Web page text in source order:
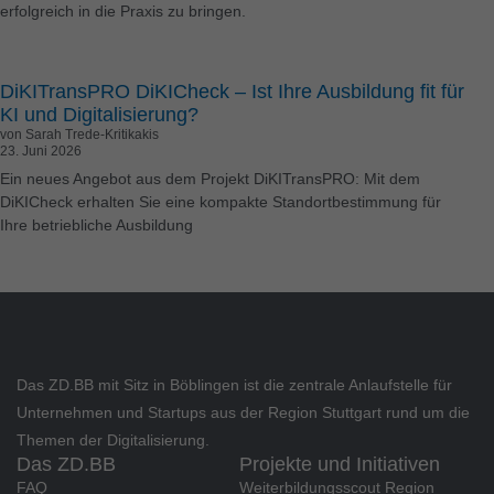
erfolgreich in die Praxis zu bringen.
DiKITransPRO DiKICheck – Ist Ihre Ausbildung fit für
KI und Digitalisierung?
von Sarah Trede-Kritikakis
23. Juni 2026
Ein neues Angebot aus dem Projekt DiKITransPRO: Mit dem
DiKICheck erhalten Sie eine kompakte Standortbestimmung für
Ihre betriebliche Ausbildung
Das ZD.BB mit Sitz in Böblingen ist die zentrale Anlaufstelle für
Unternehmen und Startups aus der Region Stuttgart rund um die
Themen der Digitalisierung.
Das ZD.BB
FAQ
Projekte und Initiativen
Weiterbildungsscout Region
Externe Medien (6)
Inhalte von Videoplattformen und Social-Media-Plattformen
werden standardmäßig blockiert. Wenn Cookies von externen
keiner manuellen Einwilligung mehr.
Cookie-Informationen anzeigen